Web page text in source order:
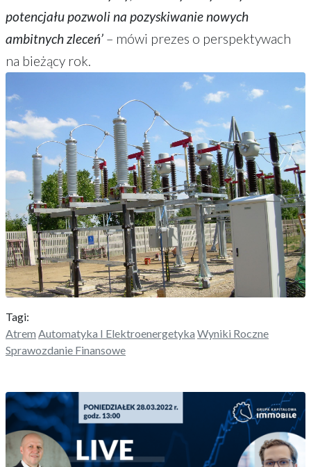
potencjału pozwoli na pozyskiwanie nowych
ambitnych zleceń’ – mówi prezes o perspektywach
na bieżący rok.
Tagi:
Atrem Automatyka I Elektroenergetyka Wyniki Roczne
Sprawozdanie Finansowe